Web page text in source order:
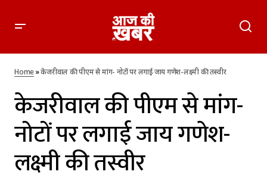
केजरीवाल की पीएम से मांग- नोटों पर लगाई जाय गणेश-लक्ष्मी की तस्वीर
Home»केजरीवाल की पीएम से मांग- नोटों पर लगाई जाय गणेश-लक्ष्मी की तस्वीर
केजरीवाल की पीएम से मांग-
नोटों पर लगाई जाय गणेश-
लक्ष्मी की तस्वीर